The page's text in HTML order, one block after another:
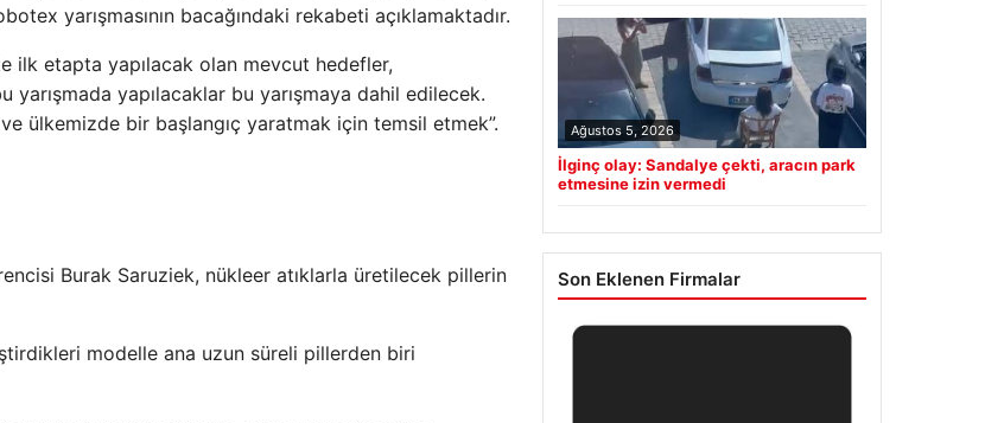
yarışmasının bacağındaki rekabeti açıklamaktadır.
ilk etapta yapılacak olan mevcut hedefler,
yapılacaklar bu yarışmaya dahil edilecek.
ülkemizde bir başlangıç ​​yaratmak için temsil etmek”.
Burak Saruziek, nükleer atıklarla üretilecek pillerin
modelle ana uzun süreli pillerden biri
Ağustos 5, 2026
İlginç olay: Sandalye çekti, aracın park
etmesine izin vermedi
Son Eklenen Firmalar